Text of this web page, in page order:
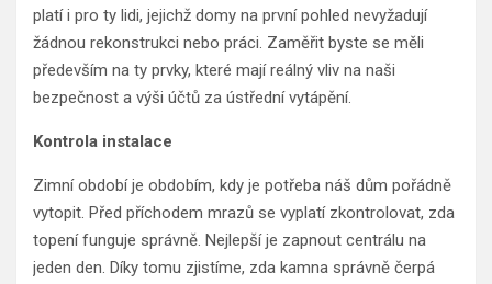
platí i pro ty lidi, jejichž domy na první pohled nevyžadují
žádnou rekonstrukci nebo práci. Zaměřit byste se měli
především na ty prvky, které mají reálný vliv na naši
bezpečnost a výši účtů za ústřední vytápění.
Kontrola instalace
Zimní období je obdobím, kdy je potřeba náš dům pořádně
vytopit. Před příchodem mrazů se vyplatí zkontrolovat, zda
topení funguje správně. Nejlepší je zapnout centrálu na
jeden den. Díky tomu zjistíme, zda kamna správně čerpá